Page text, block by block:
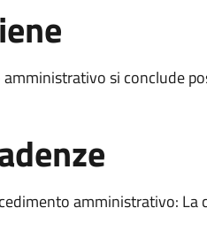
si conclude
amministrativo: La